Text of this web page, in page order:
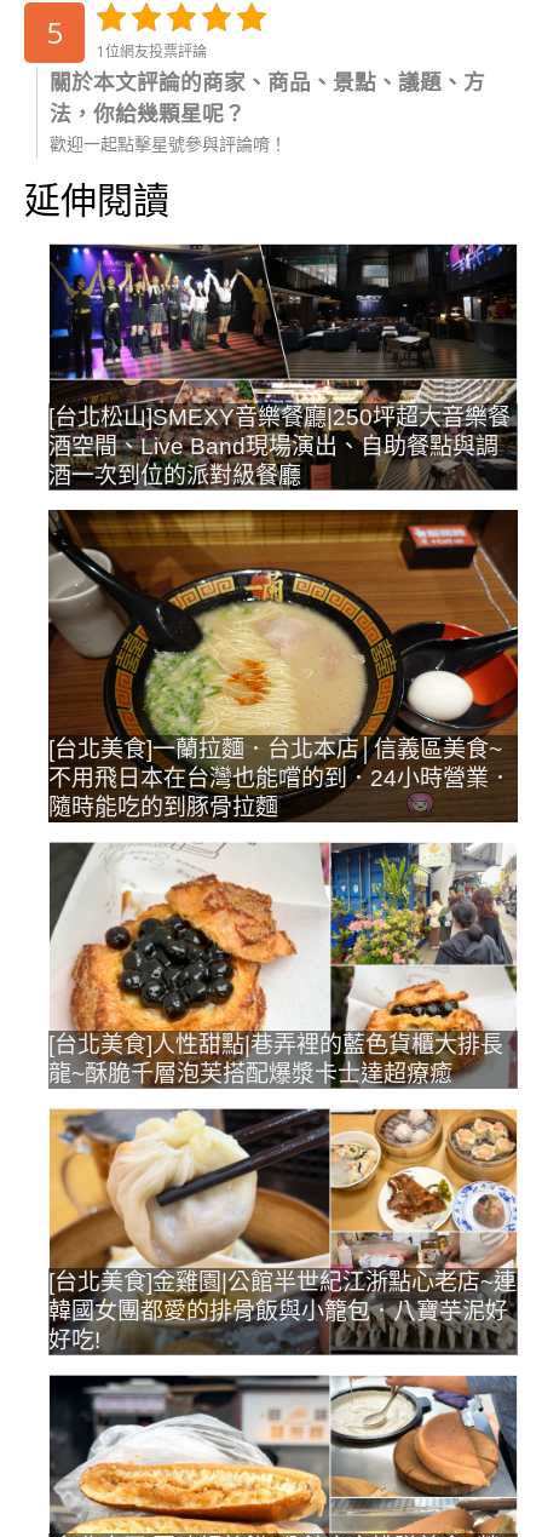
5 1位網友投票評論
關於本文評論的商家、商品、景點、議題、方
法，你給幾顆星呢？
歡迎一起點擊星號參與評論唷！
延伸閱讀
[台北松山]SMEXY音樂餐廳|250坪超大音樂餐
酒空間、Live Band現場演出、自助餐點與調
酒一次到位的派對級餐廳
[台北美食]一蘭拉麵．台北本店│信義區美食~
不用飛日本在台灣也能嚐的到．24小時營業．
隨時能吃的到豚骨拉麵
[台北美食]人性甜點|巷弄裡的藍色貨櫃大排長
龍~酥脆千層泡芙搭配爆漿卡士達超療癒
[台北美食]金雞園|公館半世紀江浙點心老店~連
韓國女團都愛的排骨飯與小籠包．八寶芋泥好
好吃!